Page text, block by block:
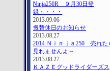
Ninja250R ９月30日登
録・・・・
2013.09.06
振替休日のお知らせ
2013.08.27
2014 Ｎｉｎｊａ250 売れた
見れませんよ～
2013.08.27
ＫＡＺＥグッドライダーズス